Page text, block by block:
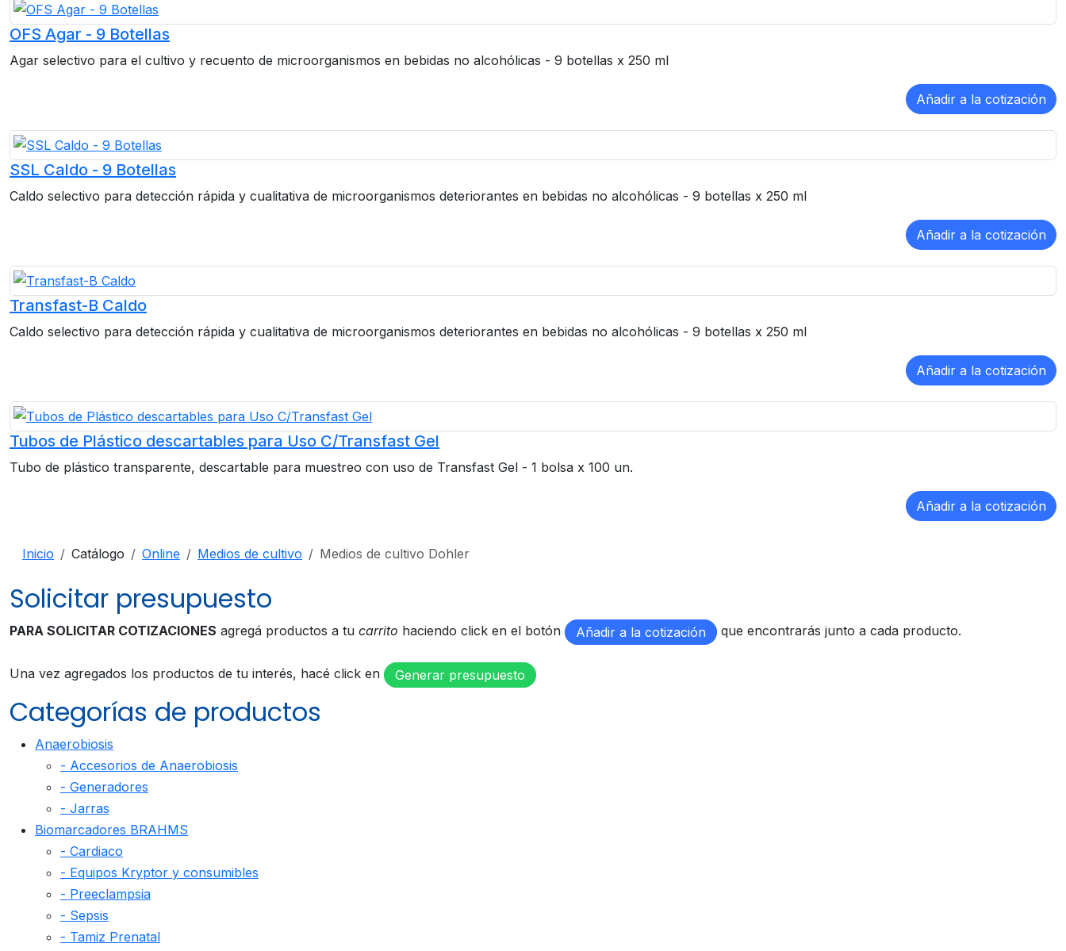
OFS Agar - 9 Botellas
Agar selectivo para el cultivo y recuento de microorganismos en bebidas no alcohólicas - 9 botellas x 250 ml
SSL Caldo - 9 Botellas
Caldo selectivo para detección rápida y cualitativa de microorganismos deteriorantes en bebidas no alcohólicas - 9 botellas x 250 ml
Transfast-B Caldo
Caldo selectivo para detección rápida y cualitativa de microorganismos deteriorantes en bebidas no alcohólicas - 9 botellas x 250 ml
Tubos de Plástico descartables para Uso C/Transfast Gel
Tubo de plástico transparente, descartable para muestreo con uso de Transfast Gel - 1 bolsa x 100 un.
Inicio Catálogo Online Medios de cultivo Medios de cultivo Dohler
Solicitar presupuesto
PARA SOLICITAR COTIZACIONES agregá productos a tu carrito haciendo click en el botón Añadir a la cotización que encontrarás junto a cada producto.
Una vez agregados los productos de tu interés, hacé click en Generar presupuesto
Categorías de productos
Anaerobiosis
- Accesorios de Anaerobiosis
- Generadores
- Jarras
Biomarcadores BRAHMS
- Cardiaco
- Equipos Kryptor y consumibles
- Preeclampsia
- Sepsis
- Tamiz Prenatal